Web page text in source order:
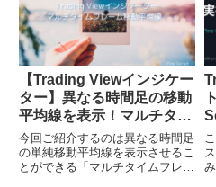
【Trading Viewインジケー
ター】異なる時間足の移動
平均線を表示！マルチタイ
ムフレームSMA！Pineス
クリプトで作成
今回ご紹介するのは異なる時間足
の単純移動平均線を表示させるこ
とができる「マルチタイムフレー